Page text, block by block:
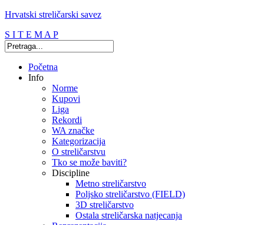
Hrvatski streličarski savez
S I T E M A P
Početna
Info
Norme
Kupovi
Liga
Rekordi
WA značke
Kategorizacija
O streličarstvu
Tko se može baviti?
Discipline
Metno streličarstvo
Poljsko streličarstvo (FIELD)
3D streličarstvo
Ostala streličarska natjecanja